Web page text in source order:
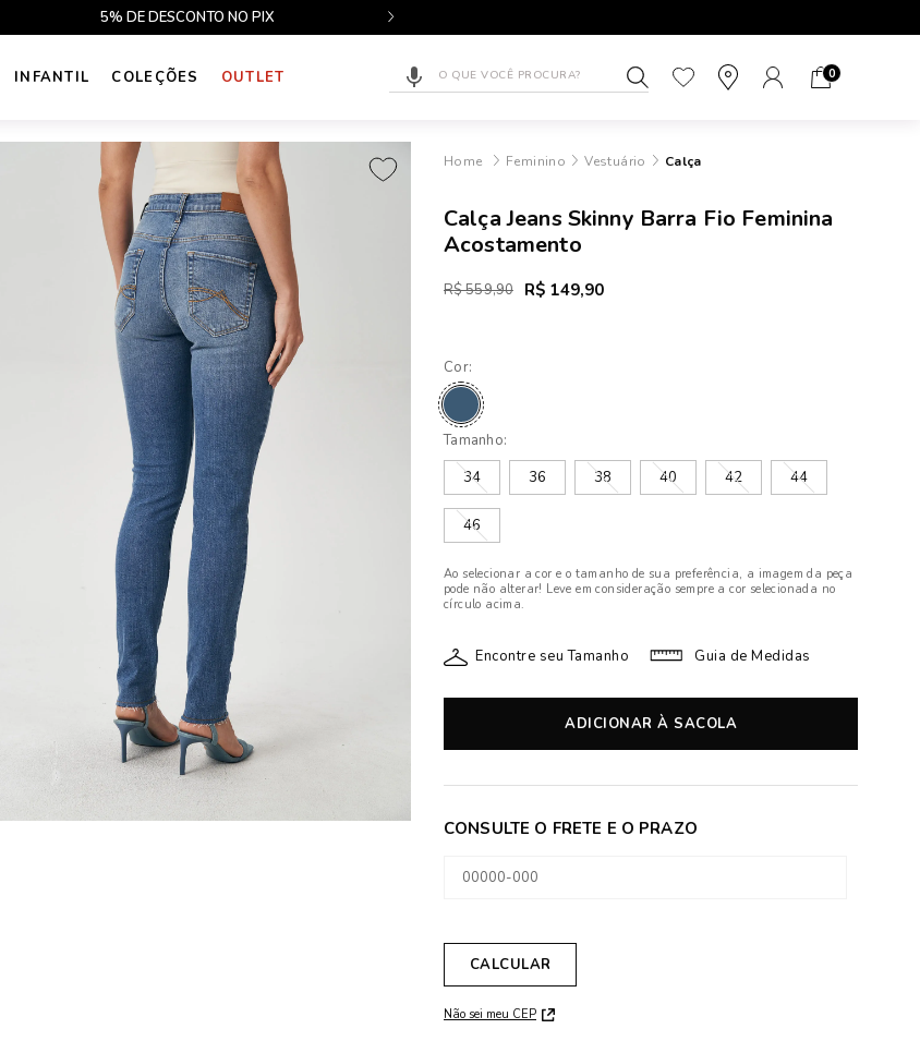
5% DE DESCONTO NO PIX
INFANTIL COLEÇÕES OUTLET 0
Feminino Vestuário Calça
Calça Jeans Skinny Barra Fio Feminina
Acostamento
R$ 559,90 R$ 149,90
Cor:
Tamanho:
34
36 38 40 42 44
46
Ao selecionar a cor e o tamanho de sua preferência, a imagem da peça
pode não alterar! Leve em consideração sempre a cor selecionada no
círculo acima.
Encontre seu Tamanho Guia de Medidas
ADICIONAR À SACOLA
Não sei meu CEP